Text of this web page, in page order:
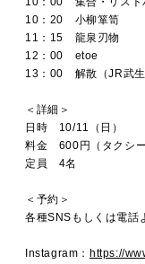
10：20 小柳箪笥
11：15 龍泉刃物
12：00 etoe
13：00 解散（JR武生
＜詳細＞
日時 10/11（日）
料金 600円（タクシー
定員 4名
＜予約＞
各種SNSもしくは電話
Instagram： https://